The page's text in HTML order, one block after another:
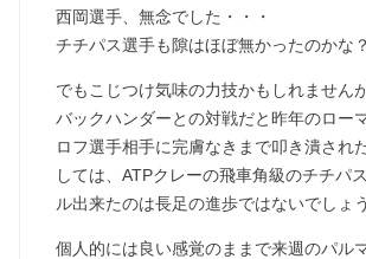
西岡選手、無念でした・・・
チチパス選手も隙はほぼ無かったのかな？
でもこじつけ気味の力技かもしれません
バックハンダーとの対戦だと昨年のロー
ロフ選手相手に完膚なきまで叩き潰され
しては、ATPクレーの飛車角級のチチパ
ル出来たのは長足の進歩ではないでしょ
個人的には良い感覚のままで来週のパル